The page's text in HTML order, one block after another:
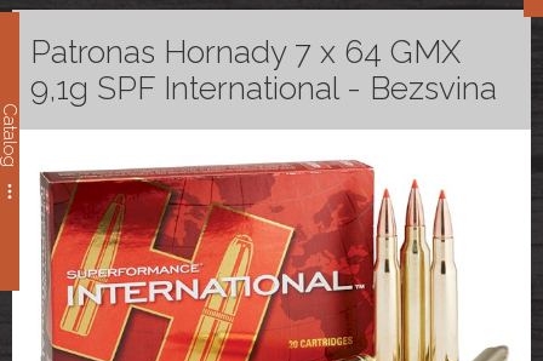
Catalog
Patronas Hornady 7 x 64 GMX
9,1g SPF International - Bezsvina